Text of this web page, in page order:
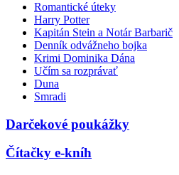
Romantické úteky
Harry Potter
Kapitán Stein a Notár Barbarič
Denník odvážneho bojka
Krimi Dominika Dána
Učím sa rozprávať
Duna
Smradi
Darčekové poukážky
Čítačky e-kníh